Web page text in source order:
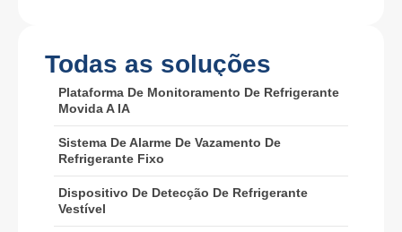
Todas as soluções
Plataforma De Monitoramento De Refrigerante
Movida A IA
Sistema De Alarme De Vazamento De
Refrigerante Fixo
Dispositivo De Detecção De Refrigerante
Vestível
WeChat
Produtos quentes
R290 Sensor